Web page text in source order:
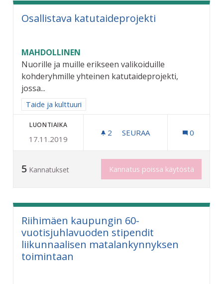
Osallistava katutaideprojekti
MAHDOLLINEN
Nuorille ja muille erikseen valikoiduille
kohderyhmille yhteinen katutaideprojekti,
jossa...
Rajaa tulokset aihepiirin mukaan: Taide ja kulttuuri
Taide ja kulttuuri
LUONTIAIKA
17.11.2019
2 2 SEURAAJAA
SEURAA 0
5 Kannatukset Kannatus poissa käytöstä
Riihimäen kaupungin 60-
vuotisjuhlavuoden stipendit
liikunnaalisen matalankynnyksen
toimintaan